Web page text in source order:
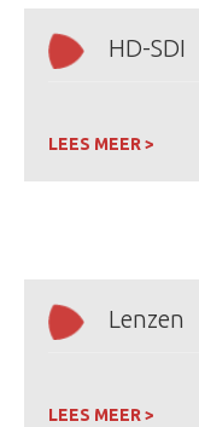
HD-SDI
LEES MEER >
Lenzen
LEES MEER >